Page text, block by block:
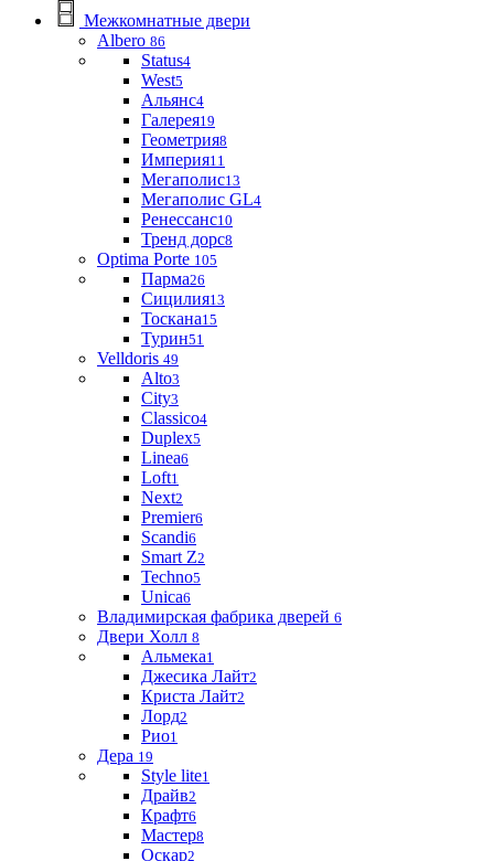
Межкомнатные двери
Albero 86
Status4
West5
Альянс4
Галерея19
Геометрия8
Империя11
Мегаполис13
Мегаполис GL4
Ренессанс10
Тренд дорс8
Optima Porte 105
Парма26
Сицилия13
Тоскана15
Турин51
Velldoris 49
Alto3
City3
Classico4
Duplex5
Linea6
Loft1
Next2
Premier6
Scandi6
Smart Z2
Techno5
Unica6
Владимирская фабрика дверей 6
Двери Холл 8
Альмека1
Джесика Лайт2
Криста Лайт2
Лорд2
Рио1
Дера 19
Style lite1
Драйв2
Крафт6
Мастер8
Оскар2